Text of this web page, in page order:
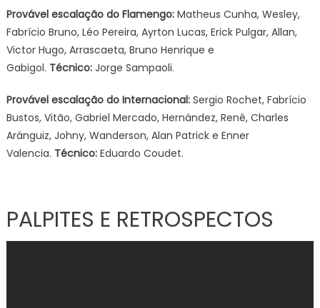
Provável escalação do Flamengo:Matheus Cunha, Wesley,
Fabrício Bruno, Léo Pereira, Ayrton Lucas, Erick Pulgar, Allan,
Victor Hugo, Arrascaeta, Bruno Henrique e
Gabigol. Técnico: Jorge Sampaoli.
Provável escalação do Internacional: Sergio Rochet, Fabrício
Bustos, Vitão, Gabriel Mercado, Hernández, Renê, Charles
Aránguiz, Johny, Wanderson, Alan Patrick e Enner
Valencia. Técnico: Eduardo Coudet.
PALPITES E RETROSPECTOS